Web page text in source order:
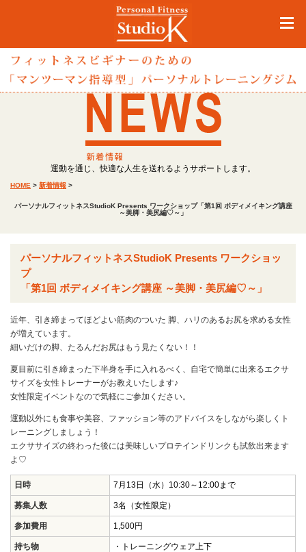
運動を通じ、快適な人生を送れるようサポートします。
HOME > 新着情報 >
パーソナルフィットネスStudioK Presents ワークショップ「第1回 ボディメイキング講座
～美脚・美尻編♡～」
パーソナルフィットネスStudioK Presents ワークショッ
プ
「第1回 ボディメイキング講座 ～美脚・美尻編♡～」
近年、引き締まってほどよい筋肉のついた 脚、ハリのあるお尻を求める女性
が増えています。
細いだけの脚、たるんだお尻はもう見たくない！！
夏目前に引き締まった下半身を手に入れるべく、自宅で簡単に出来るエクサ
サイズを女性トレーナーがお教えいたします♪
女性限定イベントなので気軽にご参加ください。
運動以外にも食事や美容、ファッション等のアドバイスをしながら楽しくト
レーニングしましょう！
エクササイズの終わった後には美味しいプロテインドリンクも試飲出来ます
よ♡
日時 7月13日（水）10:30～12:00まで
募集人数 3名（女性限定）
参加費用 1,500円
持ち物
・トレーニングウェア上下